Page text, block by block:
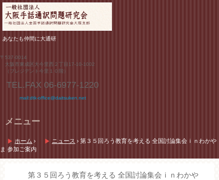
あなたも仲間に大通研
〒537-0014
大阪市東成区大今里西２丁目17-10-1002
（プレジデント今里１０階）
TEL.FAX 06-6977-1220
mail:dtk-office@daitsuken.net
メニュー
ン
テ
ホーム › ニュース › 第３５回ろう教育を考える 全国討論集会ｉｎわかや
ま 参加ご案内
第３５回ろう教育を考える 全国討論集会ｉｎわかや